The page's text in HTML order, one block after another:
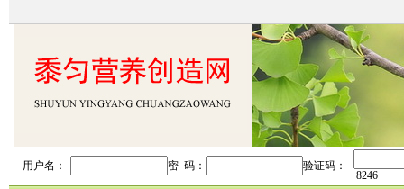
用户名： 密 码： 验证码：
8246